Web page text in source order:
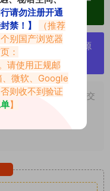
封号处理，素材资源
侵犯了您的权限可以提交
出处！原文链接：
请勿注册开通
禁！】
（推荐
别国产浏览器
：
请使用正规邮
微软、Google
则收不到验证
】